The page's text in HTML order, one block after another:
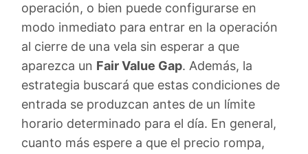
operación, o bien puede configurarse en
modo inmediato para entrar en la operación
al cierre de una vela sin esperar a que
aparezca un Fair Value Gap. Además, la
estrategia buscará que estas condiciones de
entrada se produzcan antes de un límite
horario determinado para el día. En general,
cuanto más espere a que el precio rompa,